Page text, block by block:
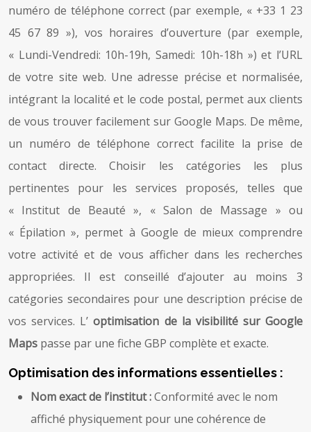
numéro de téléphone correct (par exemple, « +33 1 23
45 67 89 »), vos horaires d’ouverture (par exemple,
« Lundi-Vendredi: 10h-19h, Samedi: 10h-18h ») et l’URL
de votre site web. Une adresse précise et normalisée,
intégrant la localité et le code postal, permet aux clients
de vous trouver facilement sur Google Maps. De même,
un numéro de téléphone correct facilite la prise de
contact directe. Choisir les catégories les plus
pertinentes pour les services proposés, telles que
« Institut de Beauté », « Salon de Massage » ou
« Épilation », permet à Google de mieux comprendre
votre activité et de vous afficher dans les recherches
appropriées. Il est conseillé d’ajouter au moins 3
catégories secondaires pour une description précise de
vos services. L’optimisation de la visibilité sur Google
Maps passe par une fiche GBP complète et exacte.
Optimisation des informations essentielles :
Nom exact de l’institut :Conformité avec le nom
affiché physiquement pour une cohérence de